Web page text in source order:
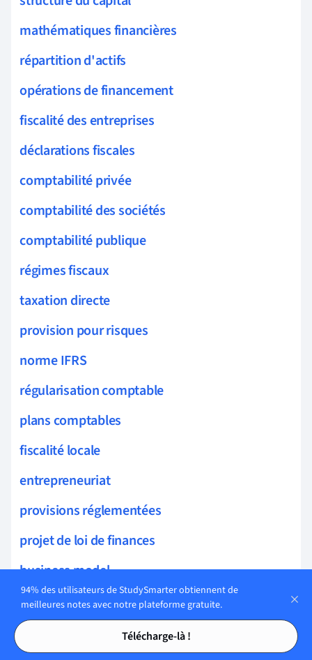
Tables des matières
Tables des matières
mathématiques financières
répartition d'actifs
opérations de financement
fiscalité des entreprises
déclarations fiscales
comptabilité privée
comptabilité des sociétés
comptabilité publique
régimes fiscaux
taxation directe
provision pour risques
norme IFRS
régularisation comptable
plans comptables
fiscalité locale
entrepreneuriat
provisions réglementées
projet de loi de finances
business model
pivot entrepreneurial
Entrepreneuriat et Innovation
94% des utilisateurs de StudySmarter obtiennent de
meilleures notes avec notre plateforme gratuite.
Télécharge-là !